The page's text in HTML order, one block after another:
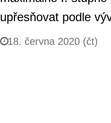
upřesňovat podle
18. června 2020 (čt)